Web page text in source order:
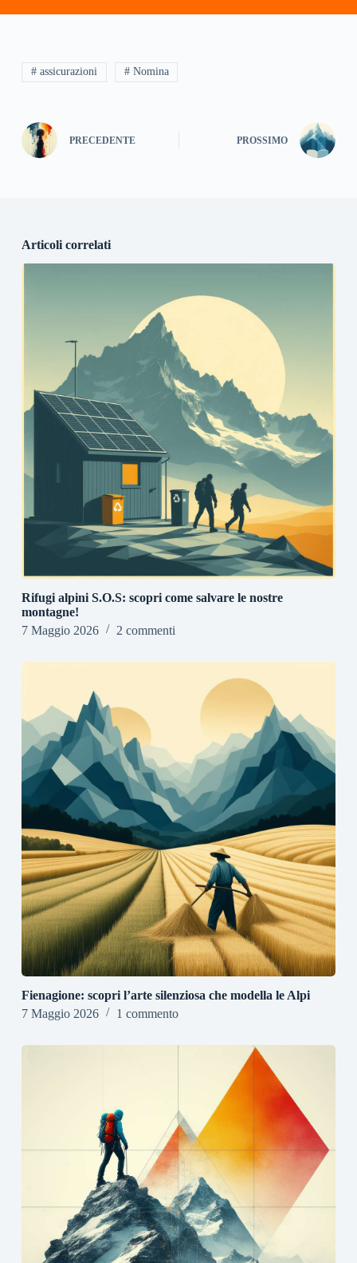
# assicurazioni # Nomina
PRECEDENTE PROSSIMO
Articoli correlati
Rifugi alpini S.O.S: scopri come salvare le nostre
montagne!
7 Maggio 2026
2 commenti
Fienagione: scopri l’arte silenziosa che modella le Alpi
7 Maggio 2026
1 commento